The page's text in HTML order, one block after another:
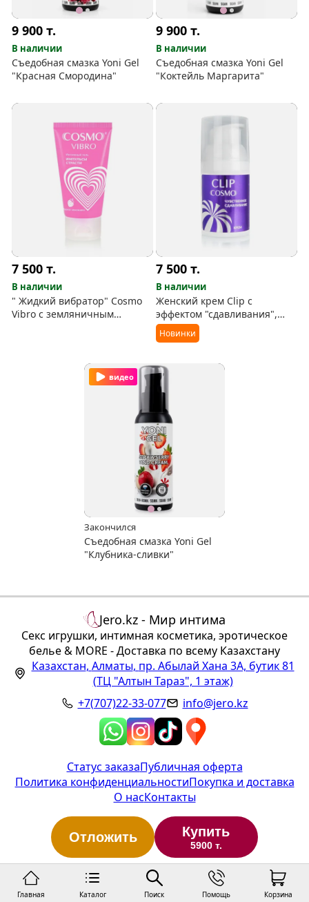
Отложить Купить
5900 т.
9 900т.
В наличии
Съедобная смазка Yoni Gel
"Красная Смородина"
9 900т.
В наличии
Съедобная смазка Yoni Gel
"Коктейль Маргарита"
7 500т.
В наличии
" Жидкий вибратор" Cosmo
Vibro с земляничным
7 500т.
В наличии
Женский крем Clip с
эффектом "сдавливания",
способствует возбуждению
Новинки
видео
Закончился
Съедобная смазка Yoni Gel
"Клубника-сливки"
Главная Каталог Поиск Помощь Корзина
Jero.kz - Мир интима
Секс игрушки, интимная косметика, эротическое
белье & MORE - Доставка по всему Казахстану
Казахстан, Алматы, пр. Абылай Хана 3А, бутик 81
(ТЦ "Алтын Тараз", 1 этаж)
+7(707)22-33-077
info@jero.kz
Статус заказаПубличная оферта
Политика конфиденциальностиПокупка и доставка
О насКонтакты